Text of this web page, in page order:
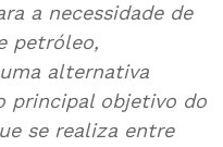
a necessidade de
petróleo,
alternativa
principal objetivo do
se realiza entre